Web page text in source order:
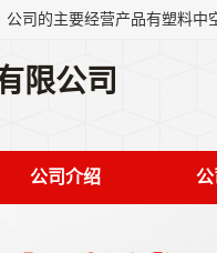
限公司
公司介绍 公